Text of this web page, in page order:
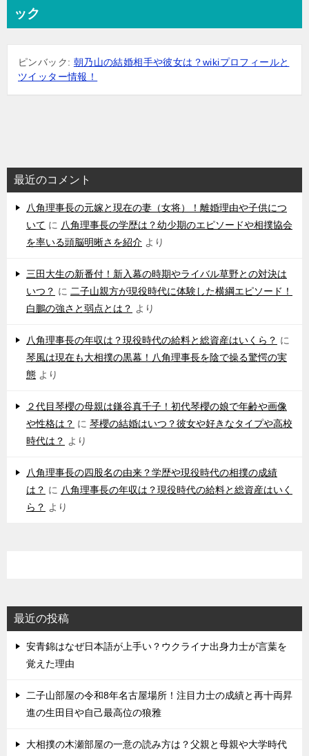
ー
ョ
ック
ピンバック: 朝乃山の結婚相手や彼女は？wikiプロフィールと
ツイッター情報！
最近のコメント
八角理事長の元嫁と現在の妻（女将）！離婚理由や子供につ
いて に 八角理事長の学歴は？幼少期のエピソードや相撲協会
を率いる頭脳明晰さを紹介 より
三田大生の新番付！新入幕の時期やライバル草野との対決は
いつ？ に 二子山親方が現役時代に体験した横綱エピソード！
白鵬の強さと弱点とは？ より
八角理事長の年収は？現役時代の給料と総資産はいくら？ に
琴風は現在も大相撲の黒幕！八角理事長を陰で操る驚愕の実
態 より
２代目琴櫻の母親は鎌谷真千子！初代琴櫻の娘で年齢や画像
や性格は？ に 琴櫻の結婚はいつ？彼女や好きなタイプや高校
時代は？ より
八角理事長の四股名の由来？学歴や現役時代の相撲の成績
は？ に 八角理事長の年収は？現役時代の給料と総資産はいく
ら？ より
最近の投稿
安青錦はなぜ日本語が上手い？ウクライナ出身力士が言葉を
覚えた理由
二子山部屋の令和8年名古屋場所！注目力士の成績と再十両昇
進の生田目や自己最高位の狼雅
大相撲の木瀬部屋の一意の読み方は？父親と母親や大学時代